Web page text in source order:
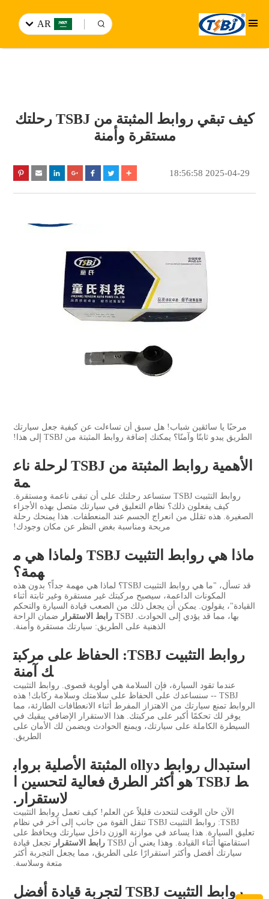
AR
كيف تبقي روابط المثبتة من TSBJ رحلتك
مستقرة وأمنة
2025-04-29 18:56:58
مرحبًا يا سائقين شباب! هل سبق أن تساءلت عن كيفية جعل سيارتك
الطريق يبدو ثابتًا وآمنًا؟ يمكنك إضافة روابط المثبتة من TSBJ إلى هذا!
الأهمية روابط المثبتة من TSBJ لرحلة ناع
مة
روابط التثبيت TSBJ ستساعد رحلتك على أن تبقى ناعمة ومستقرة.
كيف يفعلون ذلك؟ نظام التعليق في سيارتك متصل بهذه الأجزاء
الصغيرة. هذه تقلل من انعراج الجسم عند المنعطفات. هذا يمنحك رحلة
مريحة ومناسبة بغض النظر عن مكان وجودك!
ماذا هي روابط التثبيت TSBJ ولماذا هي م
همة؟
قد تسأل، "ما هي روابط التثبيت TSBJ؟ لماذا هي مهمة جداً؟ بدون هذه
المكونات الداعمة، سيصبح مركبتك غير مستقرة وغير ثابتة أثناء
القيادة"، يقولون. يمكن أن يجعل ذلك من الصعب قيادة السيارة والتحكم
بها، مما قد يؤدي إلى الحوادث. TSBJ
رابط الاستقرار ضمان الراحة
الذهنية على الطريق: سيارتك مستقرة وأمنة.
روابط التثبيت TSBJ: الحفاظ على مركبت
ك آمنة
عندما تقود السيارة، فإن السلامة هي أولوية قصوى. روابط التثبيت
TSBJ -- سنساعدك على الحفاظ على سلامتك وسلامة ركابك! هذه
الروابط تمنع سيارتك من الاهتزاز المفرط أثناء الانعطافات الطارئة، مما
يوفر لك تحكمًا أكبر على مركبتك. هذا الاستقرار الإضافي يبقيك في
السيطرة الكاملة على سيارتك، ويمنع الحوادث ويضمن لك الأمان على
الطريق.
استبدال روابط دolly المثبتة الأصلية برواب
ط TSBJ هو أكثر الطرق فعالية لتحسين ا
لاستقرار.
الآن حان الوقت لنتحدث قليلاً عن العلم! كيف تعمل روابط التثبيت
TSBJ: روابط التثبيت TSBJ تنقل القوة من جانب إلى آخر في نظام
تعليق السيارة. هذا يساعد في موازنة الوزن داخل سيارتك ويحافظ على
استقامتها أثناء القيادة. وهذا يعني أن TSBJ
رابط الاستقرار تجعل قيادة
سيارتك أفضل وأكثر استقرارًا على الطريق، مما يجعل التجربة أكثر
متعة وسلاسة.
روابط التثبيت TSBJ لتجربة قيادة أفضل